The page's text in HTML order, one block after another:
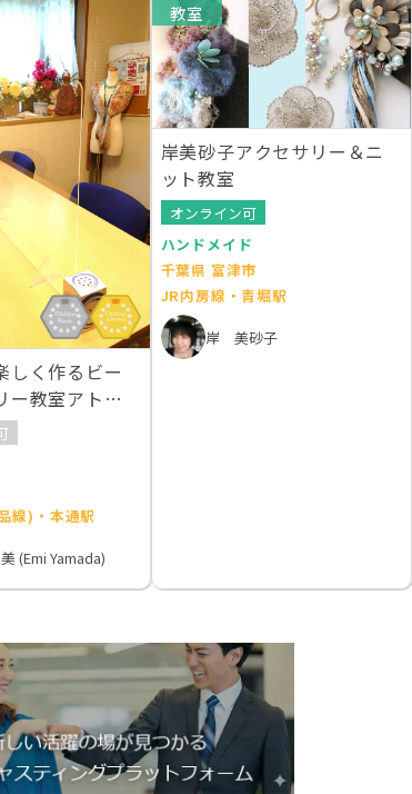
しく作るビー
ー教室アトリ
線)・本通駅
(Emi Yamada)
教室
岸美砂子アクセサリー＆ニ
ット教室
オンライン可
ハンドメイド
千葉県 富津市
JR内房線・青堀駅
岸 美砂子